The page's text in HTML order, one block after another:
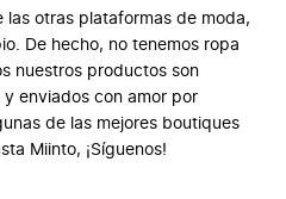
las otras plataformas de moda,
De hecho, no tenemos ropa
nuestros productos son
enviados con amor por
de las mejores boutiques
Miinto, ¡Síguenos!